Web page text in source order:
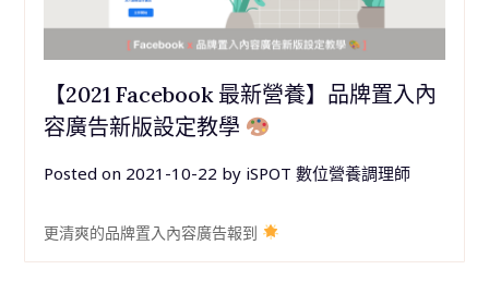
【2021 Facebook 最新營養】品牌置入內
容廣告新版設定教學
Posted on 2021-10-22 by iSPOT 數位營養調理師
更清爽的品牌置入內容廣告報到